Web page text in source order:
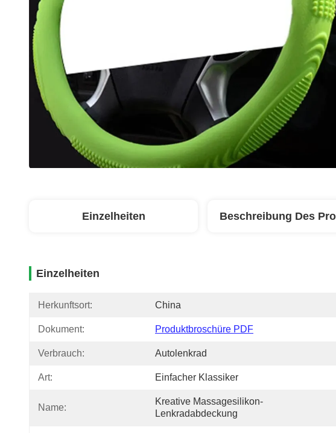
Einzelheiten Beschreibung Des
Einzelheiten
Herkunftsort: China
Dokument: Produktbroschüre PDF
Verbrauch: Autolenkrad
Art: Einfacher Klassiker
Name:
Kreative Massagesilikon-
Lenkradabdeckung